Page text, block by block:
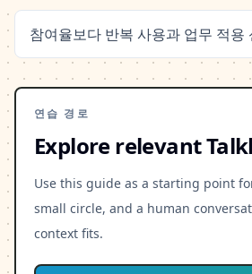
참여율보다 반복 사용과 업무 적용
연습 경로
Explore relevant
Use this guide as a starting point
small circle, and a human
context fits.